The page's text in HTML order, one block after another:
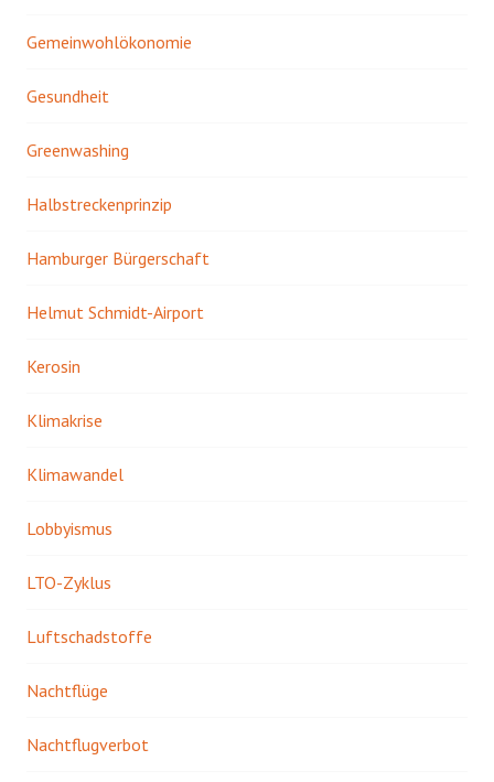
Gemeinwohlökonomie
Gesundheit
Greenwashing
Halbstreckenprinzip
Hamburger Bürgerschaft
Helmut Schmidt-Airport
Kerosin
Klimakrise
Klimawandel
Lobbyismus
LTO-Zyklus
Luftschadstoffe
Nachtflüge
Nachtflugverbot